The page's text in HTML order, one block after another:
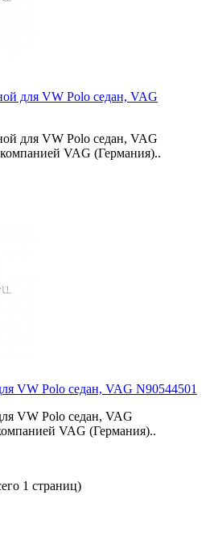
для VW Polo седан, VAG
для VW Polo седан, VAG
VAG (Германия)..
VW Polo седан, VAG N90544501
VW Polo седан, VAG
VAG (Германия)..
1 страниц)